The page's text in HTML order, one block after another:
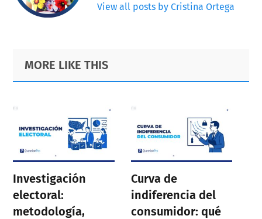
View all posts by Cristina Ortega
Primary
Sidebar
Footer
MORE LIKE THIS
Investigación
electoral:
metodología,
Curva de
indiferencia del
consumidor: qué